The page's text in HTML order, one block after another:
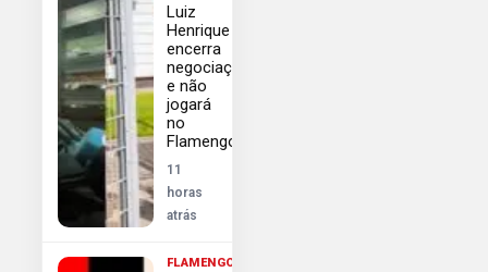
Luiz
Henrique
encerra
negociação
e não
jogará
no
Flamengo
11
horas
atrás
FLAMENGO